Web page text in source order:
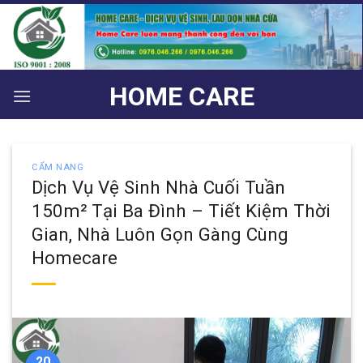
Bỏ
qua
nội
dung
HOME CARE
CẨM NANG
Dịch Vụ Vệ Sinh Nhà Cuối Tuần
150m² Tại Ba Đình – Tiết Kiệm Thời
Gian, Nhà Luôn Gọn Gàng Cùng
Homecare